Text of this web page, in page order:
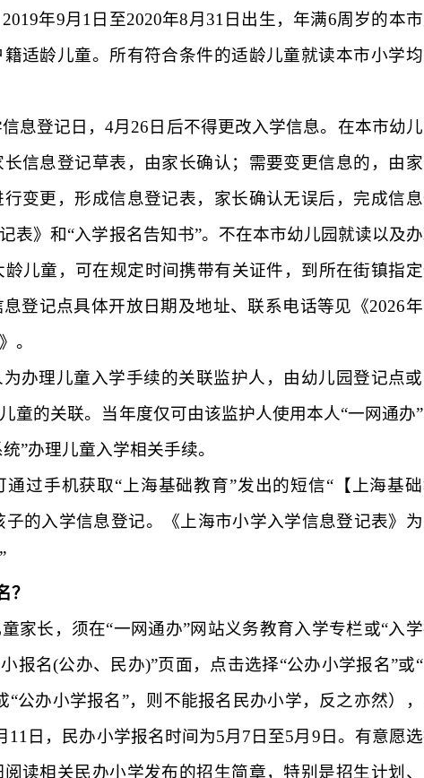
2019年9月 1 日至2020年8月 31 日出生，年满6周岁的本
适龄儿童。所有符合条件的适龄儿童就读本市小学
息登记日，4月 26 日后不得更改入学信息。在本市幼儿
信息登记草表，由家长确认；需要变更信息的，由
变更，形成信息登记表，家长确认无误后，完成信
表》和“入学报名告知书”。不在本市幼儿园就读以及
儿童，可在规定时间携带有关证件，到所在街镇指
登记点具体开放日期及地址、联系电话等见《2026
。
办理儿童入学手续的关联监护人，由幼儿园登记点
童的关联。当年度仅可由该监护人使用本人“一网通办
”办理儿童入学相关手续。
过手机获取“上海基础教育”发出的短信“【上海基
的入学信息登记。《上海市小学入学信息登记表》
？
家长，须在“一网通办”网站义务教育入学专栏或“入
报名(公办、民办)”页面，点击选择“公办小学报名”或
“公办小学报名”，则不能报名民办小学，反之亦然）
11 日，民办小学报名时间为5月 7 日至5月 9 日。有意愿
读相关民办小学发布的招生简章，特别是招生计划